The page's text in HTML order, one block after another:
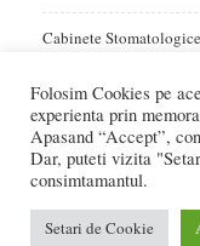
Cabinete Stomatologice
Home
Va raportam cele mai
Folosim Cookies pe
experienta prin
Apasand “Accept”,
Dar, puteti vizita
consimtamantul.
Setari de Cookie